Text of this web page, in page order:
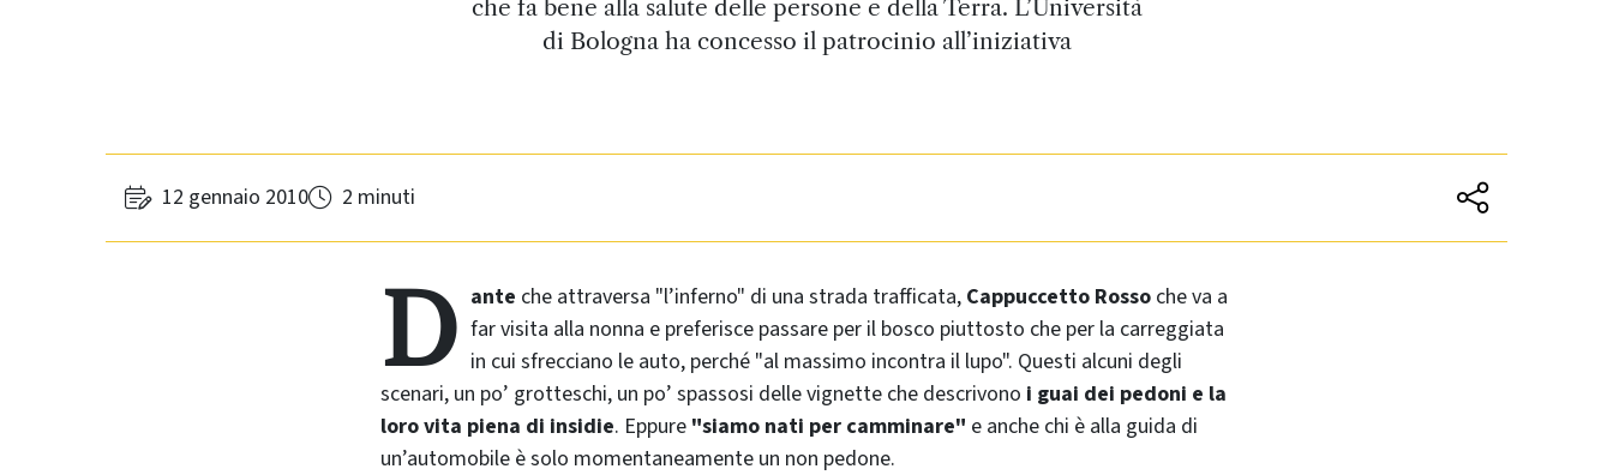
che fa bene alla salute delle persone e della Terra. L’Università
di Bologna ha concesso il patrocinio all’iniziativa
12 gennaio 2010 2 minuti
D ante che attraversa "l’inferno" di una strada trafficata, Cappuccetto Rosso che va a
far visita alla nonna e preferisce passare per il bosco piuttosto che per la carreggiata
in cui sfrecciano le auto, perché "al massimo incontra il lupo". Questi alcuni degli
scenari, un po’ grotteschi, un po’ spassosi delle vignette che descrivono i guai dei pedoni e la
loro vita piena di insidie. Eppure "siamo nati per camminare" e anche chi è alla guida di
un’automobile è solo momentaneamente un non pedone.